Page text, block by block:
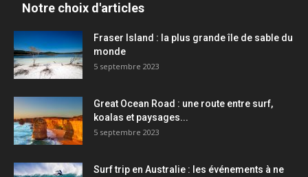
Notre choix d'articles
Fraser Island : la plus grande île de sable du
monde
5 septembre 2023
Great Ocean Road : une route entre surf,
koalas et paysages...
5 septembre 2023
Surf trip en Australie : les événements à ne